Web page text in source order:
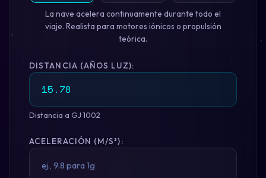
La nave acelera continuamente durante todo el
viaje. Realista para motores iónicos o propulsión
teórica.
DISTANCIA (AÑOS LUZ):
Distancia a GJ 1002
ACELERACIÓN (M/S²):